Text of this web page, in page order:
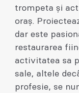
trompeta și
oraș.
dar este
restaurarea
activitatea sa
sale, altele
profesie, se